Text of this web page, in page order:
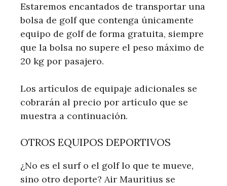
Estaremos encantados de transportar una
bolsa de golf que contenga únicamente
equipo de golf de forma gratuita, siempre
que la bolsa no supere el peso máximo de
20 kg por pasajero.
Los artículos de equipaje adicionales se
cobrarán al precio por artículo que se
muestra a continuación.
OTROS EQUIPOS DEPORTIVOS
¿No es el surf o el golf lo que te mueve,
sino otro deporte? Air Mauritius se